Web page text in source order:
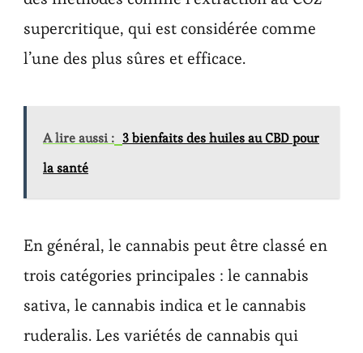
supercritique, qui est considérée comme
l’une des plus sûres et efficace.
A lire aussi : 3 bienfaits des huiles au CBD pour
la santé
En général, le cannabis peut être classé en
trois catégories principales : le cannabis
sativa, le cannabis indica et le cannabis
ruderalis. Les variétés de cannabis qui